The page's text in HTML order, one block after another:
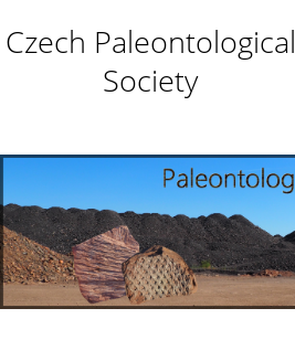
Czech Paleontological
Society